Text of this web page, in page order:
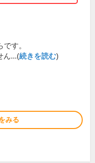
す。
ん...(続きを読む)
みる